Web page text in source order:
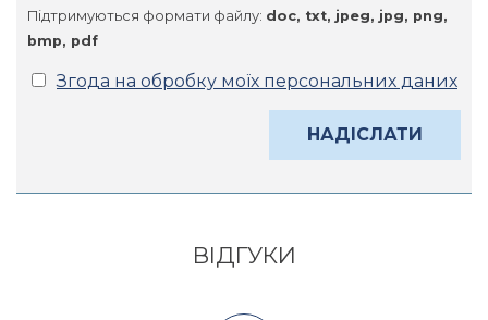
Підтримуються формати файлу: doc, txt, jpeg, jpg, png,
bmp, pdf
Згода на обробку моїх персональних даних
Alternative:
ВІДГУКИ